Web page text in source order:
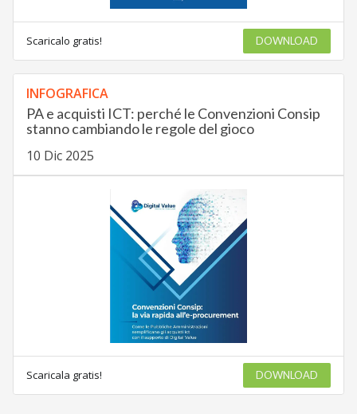
Scaricalo gratis! DOWNLOAD
INFOGRAFICA
PA e acquisti ICT: perché le Convenzioni Consip
stanno cambiando le regole del gioco
10 Dic 2025
Scaricala gratis! DOWNLOAD